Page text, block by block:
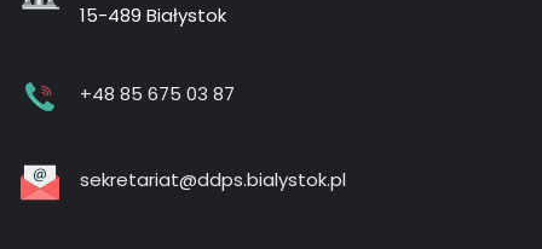
15-489 Białystok
+48 85 675 03 87
sekretariat@ddps.bialystok.pl